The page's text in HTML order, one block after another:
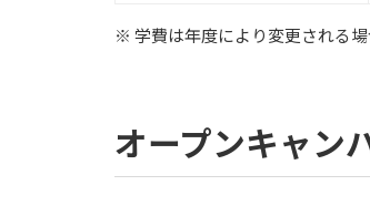
※ 学費は年度により変更される
オープンキャン